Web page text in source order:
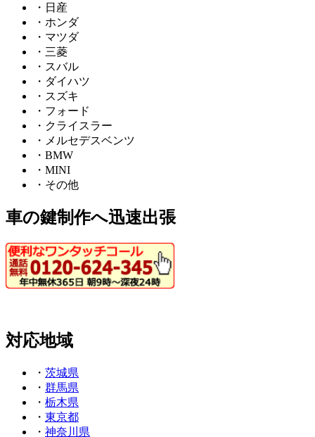
・日産
・ホンダ
・マツダ
・三菱
・スバル
・ダイハツ
・スズキ
・フォード
・クライスラー
・メルセデスベンツ
・BMW
・MINI
・その他
車の鍵制作へ迅速出張
対応地域
・ 茨城県
・ 群馬県
・ 栃木県
・ 東京都
・ 神奈川県